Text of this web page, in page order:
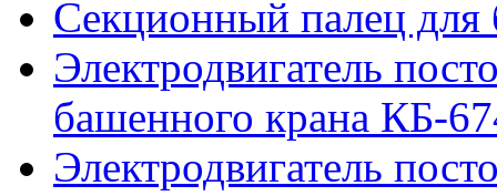
Секционный палец
Электродвигатель
башенного крана КБ-
Электродвигатель